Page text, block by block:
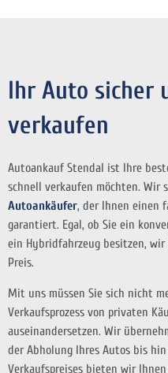
Ihr Auto sicher
verkaufen
Autoankauf Stendal ist Ihre
schnell verkaufen möchten. Wir
Autoankäufer, der Ihnen einen
garantiert. Egal, ob Sie ein
ein Hybridfahrzeug besitzen,
Preis.
Mit uns müssen Sie sich nicht
Verkaufsprozess von privaten
auseinandersetzen. Wir
der Abholung Ihres Autos bis
Verkaufspreises bieten wir